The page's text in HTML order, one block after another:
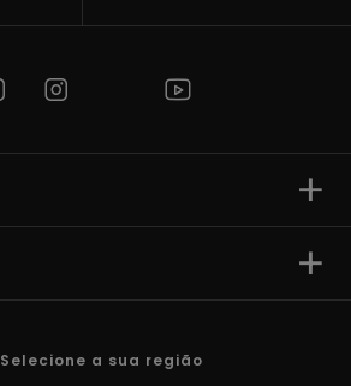
Selecione a sua região